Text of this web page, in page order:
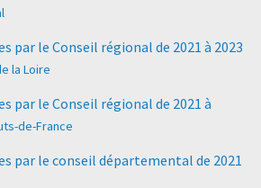
par le Conseil régional de 2021 à 2023
la Loire
par le Conseil régional de 2021 à
de-France
par le conseil départemental de 2021